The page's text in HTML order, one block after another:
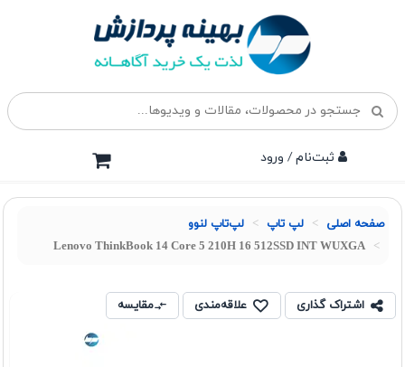
ثبت‌نام / ورود
صفحه اصلی لپ تاپ لپ‌تاپ لنوو
Lenovo ThinkBook 14 Core 5 210H 16 512SSD INT WUXGA
اشتراک گذاری علاقه‌مندی مقایسه